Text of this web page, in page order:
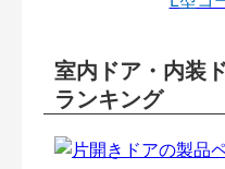
室内ドア・内装
ランキング